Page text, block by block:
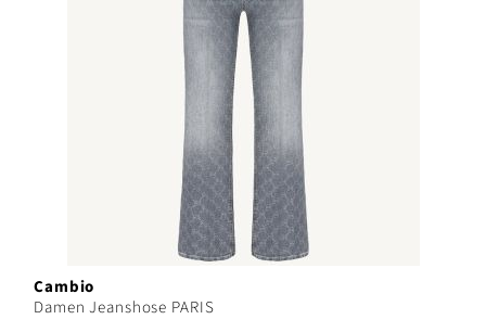
Cambio
Damen Jeanshose PARIS